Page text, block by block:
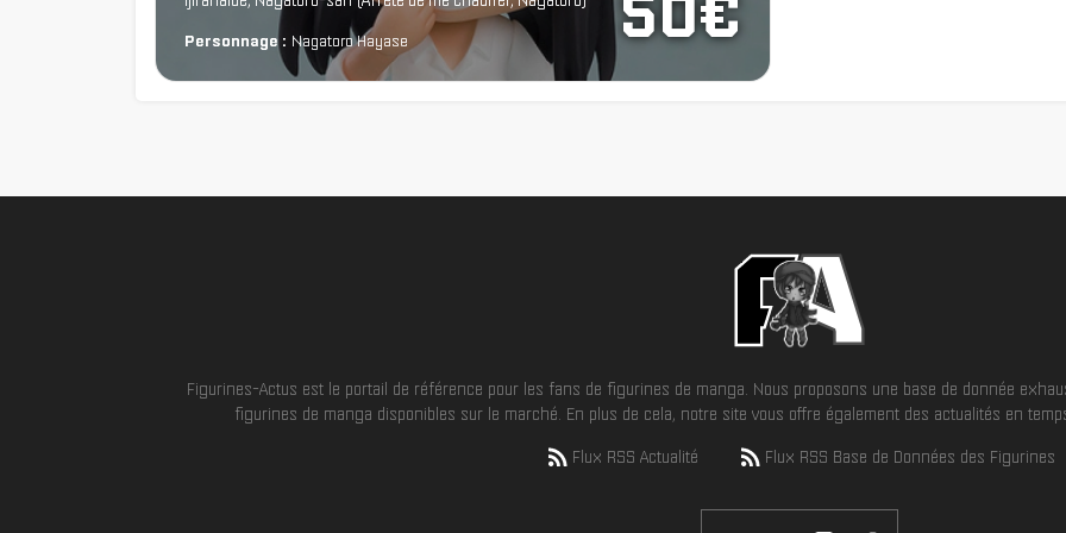
Personnage : Nagatoro Hayase
Figurines-Actus est le portail de référence pour les fans de figurines de manga. Nous proposons une base de donnée
figurines de manga disponibles sur le marché. En plus de cela, notre site vous offre également des actualités en
Flux RSS Actualité
Flux RSS Base de Données des Figurines